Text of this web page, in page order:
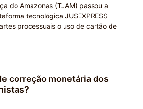
do Amazonas (TJAM) passou a
tecnológica JUSEXPRESS
processuais o uso de cartão de
correção monetária dos